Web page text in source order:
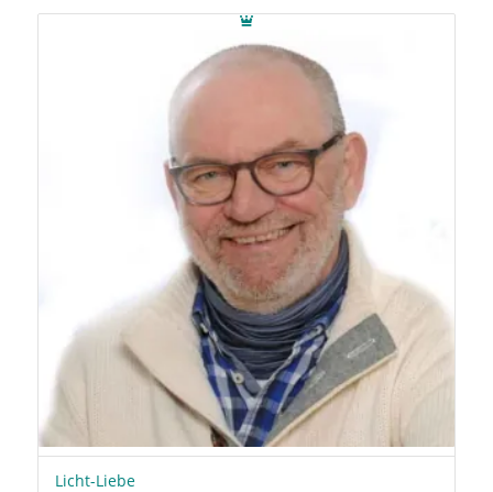
Licht-Liebe